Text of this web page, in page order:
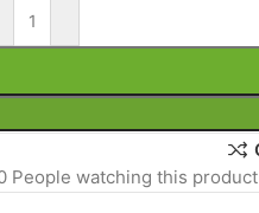
People watching this